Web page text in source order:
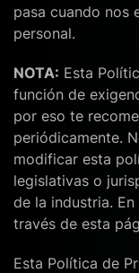
pasa cuando nos
personal.
NOTA: Esta
función de
por eso te
periódicamente.
modificar esta
legislativas o
de la industria.
través de esta
Esta Política de